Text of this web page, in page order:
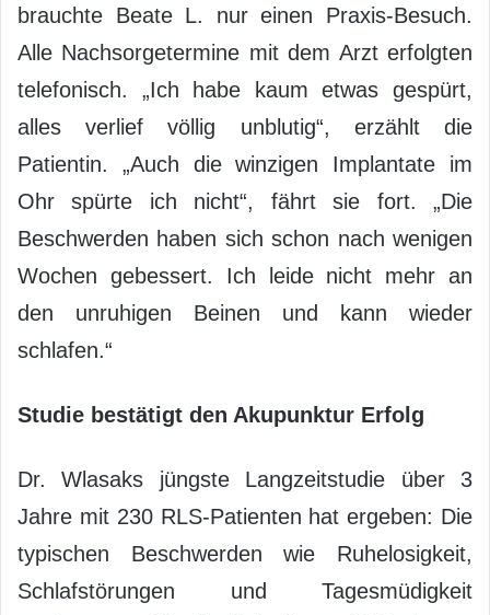
brauchte Beate L. nur einen Praxis-Besuch.
Alle Nachsorgetermine mit dem Arzt erfolgten
telefonisch. „Ich habe kaum etwas gespürt,
alles verlief völlig unblutig“, erzählt die
Patientin. „Auch die winzigen Implantate im
Ohr spürte ich nicht“, fährt sie fort. „Die
Beschwerden haben sich schon nach wenigen
Wochen gebessert. Ich leide nicht mehr an
den unruhigen Beinen und kann wieder
schlafen.“
Studie bestätigt den Akupunktur Erfolg
Dr. Wlasaks jüngste Langzeitstudie über 3
Jahre mit 230 RLS-Patienten hat ergeben: Die
typischen Beschwerden wie Ruhelosigkeit,
Schlafstörungen und Tagesmüdigkeit